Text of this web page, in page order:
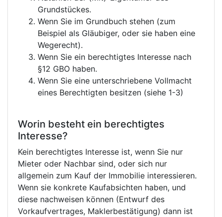
Grundstückes.
Wenn Sie im Grundbuch stehen (zum
Beispiel als Gläubiger, oder sie haben eine
Wegerecht).
Wenn Sie ein berechtigtes Interesse nach
§12 GBO haben.
Wenn Sie eine unterschriebene Vollmacht
eines Berechtigten besitzen (siehe 1-3)
Worin besteht ein berechtigtes
Interesse?
Kein berechtigtes Interesse ist, wenn Sie nur
Mieter oder Nachbar sind, oder sich nur
allgemein zum Kauf der Immobilie interessieren.
Wenn sie konkrete Kaufabsichten haben, und
diese nachweisen können (Entwurf des
Vorkaufvertrages, Maklerbestätigung) dann ist